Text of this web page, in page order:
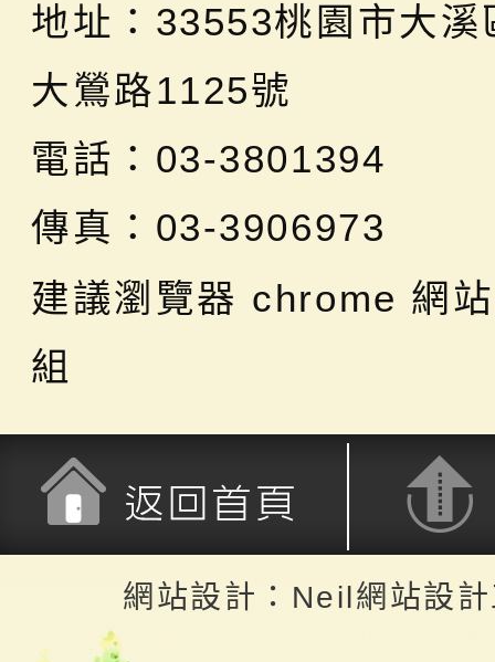
地址： 33553桃園市大溪
大鶯路1125號
電話：03-3801394
傳真：03-3906973
建議瀏覽器 chrome 網
組
返回頂端
網站設計：Neil網站設